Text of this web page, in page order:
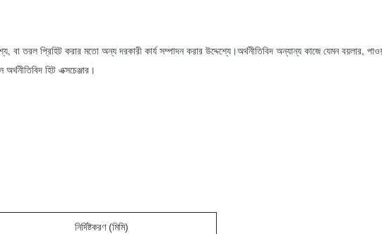
বা তরল প্রিহিট করার মতো অন্য দরকারী কার্য সম্পাদন করার উদ্দেশ্যে।অর্থনীতিবিদ অন্যান্য কাজে যেমন বয়লার,
হিট এক্সচেঞ্জার।
নির্দিষ্টকরণ (মিমি)